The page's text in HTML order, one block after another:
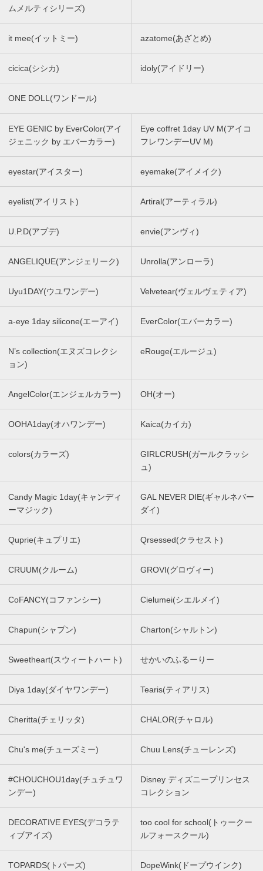
ムメルティシリーズ)
it mee(イットミー) azatome(あざとめ)
cicica(シシカ) idoly(アイドリー)
ONE DOLL(ワンドール)
EYE GENIC by EverColor(アイ
ジェニック by エバーカラー)
Eye coffret 1day UV M(アイコ
フレワンデーUV M)
eyestar(アイスター) eyemake(アイメイク)
eyelist(アイリスト) Artiral(アーティラル)
U.P.D(アプデ) envie(アンヴィ)
ANGELIQUE(アンジェリーク) Unrolla(アンローラ)
Uyu1DAY(ウユワンデー) Velvetear(ヴェルヴェティア)
a-eye 1day silicone(エーアイ) EverColor(エバーカラー)
N’s collection(エヌズコレクシ
ョン)
eRouge(エルージュ)
AngelColor(エンジェルカラー) OH(オー)
OOHA1day(オハワンデー) Kaica(カイカ)
colors(カラーズ)
GIRLCRUSH(ガールクラッシ
ュ)
Candy Magic 1day(キャンディ
ーマジック)
GAL NEVER DIE(ギャルネバー
ダイ)
Quprie(キュプリエ) Qrsessed(クラセスト)
CRUUM(クルーム) GROVI(グロヴィー)
CoFANCY(コファンシー) Cielumei(シエルメイ)
Chapun(シャプン) Charton(シャルトン)
Sweetheart(スウィートハート) せかいのふるーりー
Diya 1day(ダイヤワンデー) Tearis(ティアリス)
Cheritta(チェリッタ) CHALOR(チャロル)
Chu's me(チューズミー) Chuu Lens(チューレンズ)
#CHOUCHOU1day(チュチュワ
ンデー)
Disney ディズニープリンセス
コレクション
DECORATIVE EYES(デコラテ
ィブアイズ)
too cool for school(トゥークー
ルフォースクール)
TOPARDS(トパーズ) DopeWink(ドープウインク)